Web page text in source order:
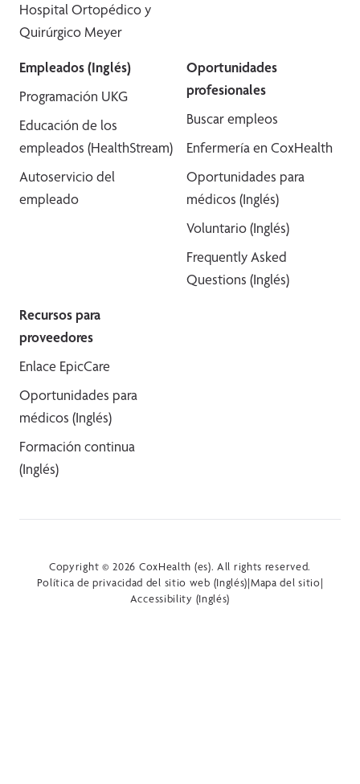
Hospital Ortopédico y
Quirúrgico Meyer
Empleados (Inglés)
Programación UKG
Educación de los
empleados (HealthStream)
Autoservicio del
empleado
Oportunidades
profesionales
Buscar empleos
Enfermería en CoxHealth
Oportunidades para
médicos (Inglés)
Voluntario (Inglés)
Frequently Asked
Questions (Inglés)
Recursos para
proveedores
Enlace EpicCare
Oportunidades para
médicos (Inglés)
Formación continua
(Inglés)
Copyright © 2026 CoxHealth (es). All rights reserved.
Política de privacidad del sitio web (Inglés)|Mapa del sitio|
Accessibility (Inglés)